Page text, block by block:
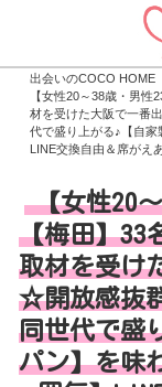
出会いのCOCO HOME
【女性20～38歳・男
材を受けた大阪で一番
代で盛り上がる♪【自家
LINE交換自由＆席がえ
【女性20
【梅田】33
取材を受け
☆開放感抜
同世代で盛
パン】を味